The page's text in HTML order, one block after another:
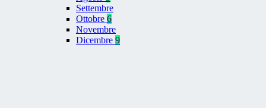
Settembre
Ottobre 6
Novembre
Dicembre 9